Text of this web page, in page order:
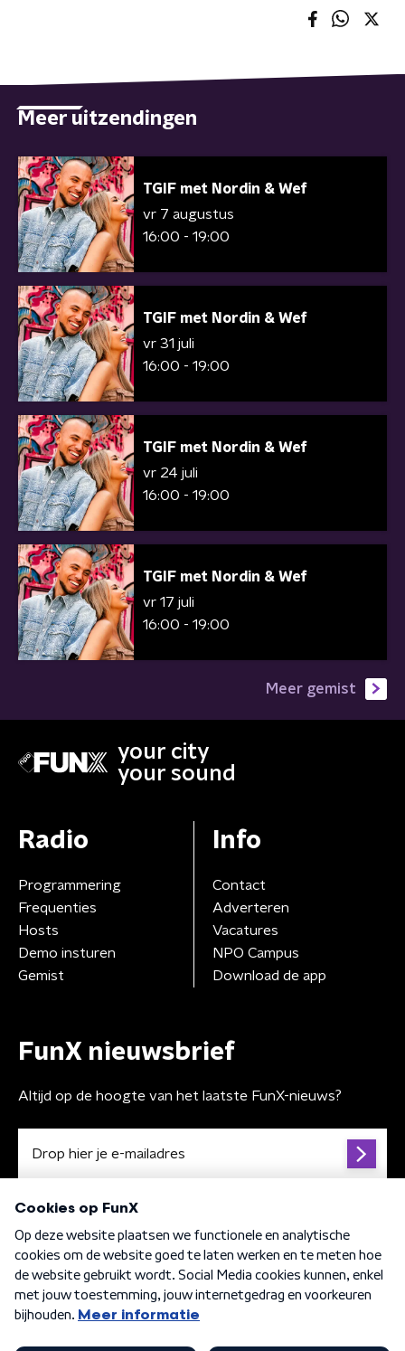
Meer uitzendingen
TGIF met Nordin & Wef
vr 7 augustus
16:00 - 19:00
TGIF met Nordin & Wef
vr 31 juli
16:00 - 19:00
TGIF met Nordin & Wef
vr 24 juli
16:00 - 19:00
TGIF met Nordin & Wef
vr 17 juli
16:00 - 19:00
Meer gemist
your city
your sound
Radio
Programmering
Frequenties
Hosts
Demo insturen
Gemist
Info
Contact
Adverteren
Vacatures
NPO Campus
Download de app
FunX nieuwsbrief
Altijd op de hoogte van het laatste FunX-nieuws?
Algemene voorwaarden Privacybeleid